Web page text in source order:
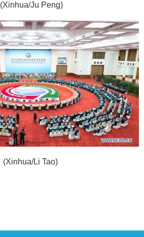
(Xinhua/Ju Peng)
(Xinhua/Li Tao)